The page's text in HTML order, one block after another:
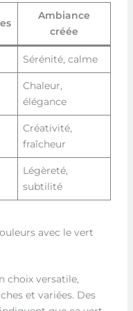
Ambiance
créée
Sérénité, calme
Chaleur,
élégance
Créativité,
fraîcheur
Légèreté,
subtilité
avec le vert
choix versatile,
et variées. Des